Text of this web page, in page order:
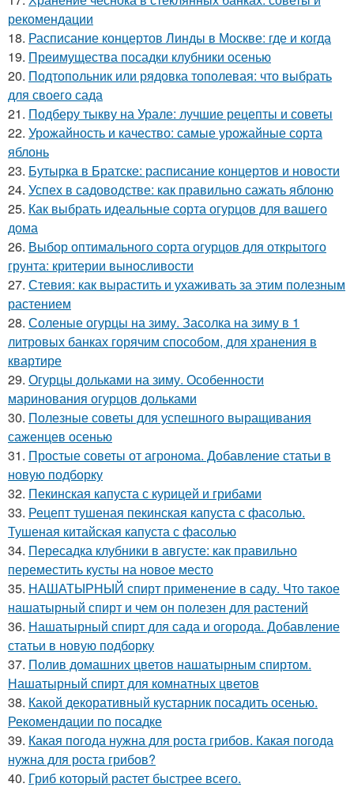
рекомендации
18. Расписание концертов Линды в Москве: где и когда
19. Преимущества посадки клубники осенью
20. Подтопольник или рядовка тополевая: что выбрать
для своего сада
21. Подберу тыкву на Урале: лучшие рецепты и советы
22. Урожайность и качество: самые урожайные сорта
яблонь
23. Бутырка в Братске: расписание концертов и новости
24. Успех в садоводстве: как правильно сажать яблоню
25. Как выбрать идеальные сорта огурцов для вашего
дома
26. Выбор оптимального сорта огурцов для открытого
грунта: критерии выносливости
27. Стевия: как вырастить и ухаживать за этим полезным
растением
28. Соленые огурцы на зиму. Засолка на зиму в 1
литровых банках горячим способом, для хранения в
квартире
29. Огурцы дольками на зиму. Особенности
маринования огурцов дольками
30. Полезные советы для успешного выращивания
саженцев осенью
31. Простые советы от агронома. Добавление статьи в
новую подборку
32. Пекинская капуста с курицей и грибами
33. Рецепт тушеная пекинская капуста с фасолью.
Тушеная китайская капуста с фасолью
34. Пересадка клубники в августе: как правильно
переместить кусты на новое место
35. НАШАТЫРНЫЙ спирт применение в саду. Что такое
нашатырный спирт и чем он полезен для растений
36. Нашатырный спирт для сада и огорода. Добавление
статьи в новую подборку
37. Полив домашних цветов нашатырным спиртом.
Нашатырный спирт для комнатных цветов
38. Какой декоративный кустарник посадить осенью.
Рекомендации по посадке
39. Какая погода нужна для роста грибов. Какая погода
нужна для роста грибов?
40. Гриб который растет быстрее всего.